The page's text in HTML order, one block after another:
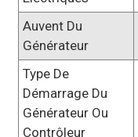
Auvent Du
Générateur
Type De
Démarrage Du
Générateur Ou
Contrôleur